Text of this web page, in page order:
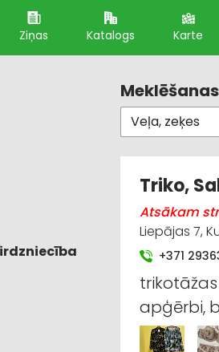
Ziņas Katalogs Karte
Triko,
Atsākam
Liepājas 7,
+371
apģērbi,